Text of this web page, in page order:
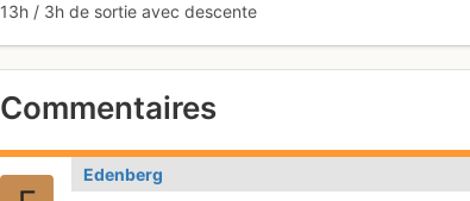
13h / 3h de sortie avec descente
Commentaires
Edenberg